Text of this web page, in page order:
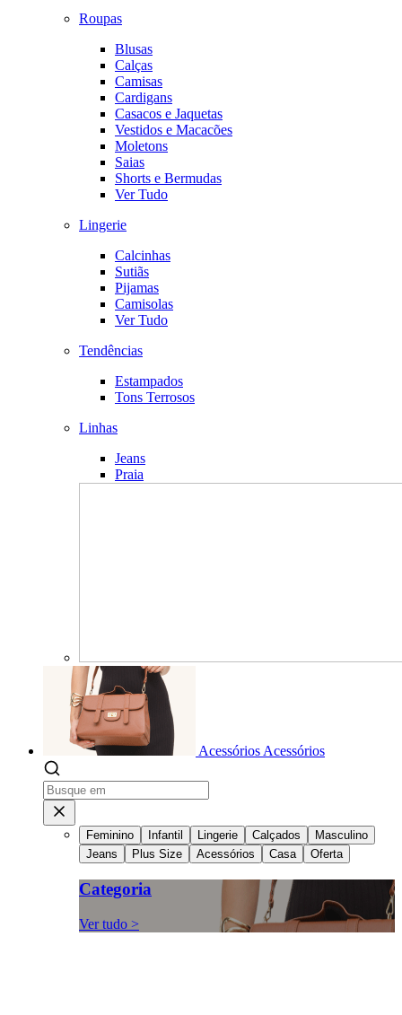
Roupas
Blusas
Calças
Camisas
Cardigans
Casacos e Jaquetas
Vestidos e Macacões
Moletons
Saias
Shorts e Bermudas
Ver Tudo
Lingerie
Calcinhas
Sutiãs
Pijamas
Camisolas
Ver Tudo
Tendências
Estampados
Tons Terrosos
Linhas
Jeans
Praia
Acessórios Acessórios
Feminino Infantil Lingerie Calçados
Masculino
Jeans
Plus Size Acessórios Casa Oferta
Categoria
Ver tudo >